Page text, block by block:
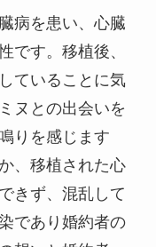
病を患い、心臓
です。移植後、
ていることに気
ヌとの出会いを
りを感じます
、移植された心
きず、混乱して
であり婚約者の